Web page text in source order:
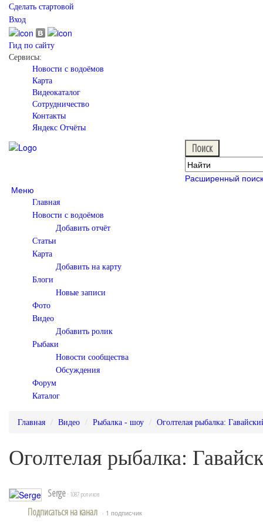
Сделать стартовой
Вход
Гид по сайту
Сервисы:
Новости с водоёмов
Карта
Видеокаталог
Сотрудничество
Контакты
Яндекс Отчёты
Расширенный поиск
Меню
Главная
Новости с водоёмов
Добавить отчёт
Статьи
Карта
Добавить на карту
Блоги
Новые записи
Фото
Видео
Добавить ролик
Рыбаки
Новости сообщества
Обсуждения
Форум
Каталог
Главная Видео Рыбалка - шоу Оголтелая рыбалка:
Оголтелая рыбалка:
Serge · 1087 роликов
Подписаться на канал · 1 подписчик